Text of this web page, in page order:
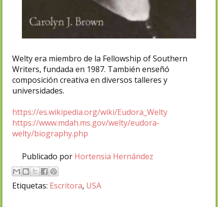
Welty era miembro de la Fellowship of Southern
Writers, fundada en 1987. También enseñó
composición creativa en diversos talleres y
universidades.
https://es.wikipedia.org/wiki/Eudora_Welty
https://www.mdah.ms.gov/welty/eudora-
welty/biography.php
Publicado por Hortensia Hernández
Etiquetas: Escritora, USA